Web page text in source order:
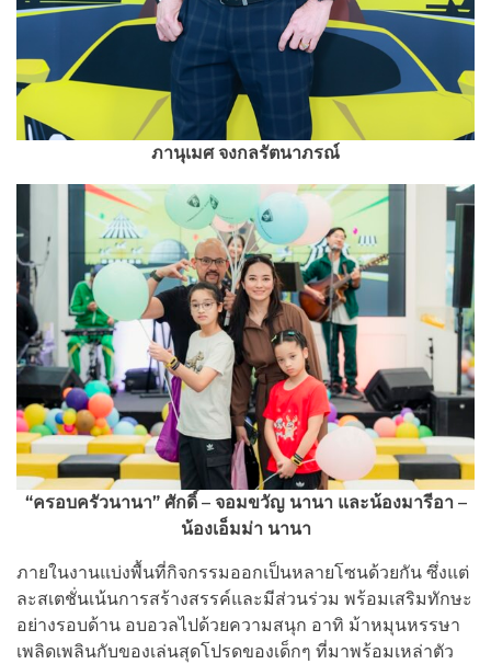
ภานุเมศ จงกลรัตนาภรณ์
“ครอบครัวนานา” ศักดิ์ – จอมขวัญ นานา และน้องมารีอา –
น้องเอ็มม่า นานา
ภายในงานแบ่งพื้นที่กิจกรรมออกเป็นหลายโซนด้วยกัน ซึ่งแต่
ละสเตชั่นเน้นการสร้างสรรค์และมีส่วนร่วม พร้อมเสริมทักษะ
อย่างรอบด้าน อบอวลไปด้วยความสนุก อาทิ ม้าหมุนหรรษา
เพลิดเพลินกับของเล่นสุดโปรดของเด็กๆ ที่มาพร้อมเหล่าตัว